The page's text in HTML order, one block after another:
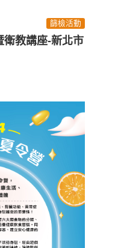
篩檢活動
衛教講座-新北市